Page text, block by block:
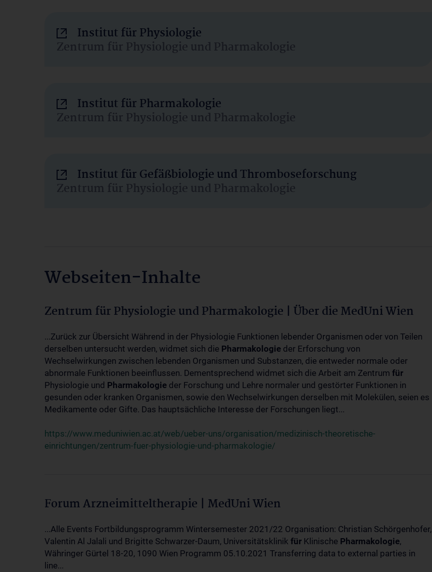
Institut für Physiologie
Zentrum für Physiologie und Pharmakologie
Institut für Pharmakologie
Zentrum für Physiologie und Pharmakologie
Institut für Gefäßbiologie und Thromboseforschung
Zentrum für Physiologie und Pharmakologie
Webseiten-Inhalte
Zentrum für Physiologie und Pharmakologie | Über die MedUni Wien
...Zurück zur Übersicht Während in der Physiologie Funktionen lebender Organismen oder von Teilen
derselben untersucht werden, widmet sich die Pharmakologie der Erforschung von
Wechselwirkungen zwischen lebenden Organismen und Substanzen, die entweder normale oder
abnormale Funktionen beeinflussen. Dementsprechend widmet sich die Arbeit am Zentrum für
Physiologie und Pharmakologie der Forschung und Lehre normaler und gestörter Funktionen in
gesunden oder kranken Organismen, sowie den Wechselwirkungen derselben mit Molekülen, seien es
Medikamente oder Gifte. Das hauptsächliche Interesse der Forschungen liegt...
https://www.meduniwien.ac.at/web/ueber-uns/organisation/medizinisch-theoretische-
einrichtungen/zentrum-fuer-physiologie-und-pharmakologie/
Forum Arzneimitteltherapie | MedUni Wien
...Alle Events Fortbildungsprogramm Wintersemester 2021/22 Organisation: Christian Schörgenhofer,
Valentin Al Jalali und Brigitte Schwarzer-Daum, Universitätsklinik für Klinische Pharmakologie,
Währinger Gürtel 18-20, 1090 Wien Programm 05.10.2021 Transferring data to external parties in
line...